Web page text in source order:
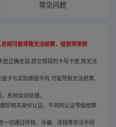
常见问题
则可能导致无法结算，给您带来损
密正确无误,提交错误的卡号卡密,将无法
卡与实际面值不符,可能导致无法结算,
系统自动处理。
好相关身份认证。不同的认证等级结算
一切通过传销、诈骗、洗钱等非法手段